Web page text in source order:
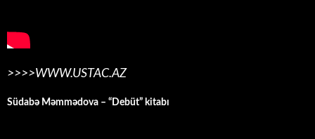
>>>>WWW.USTAC.AZ
Südabə Məmmədova – “Debüt” kitabı